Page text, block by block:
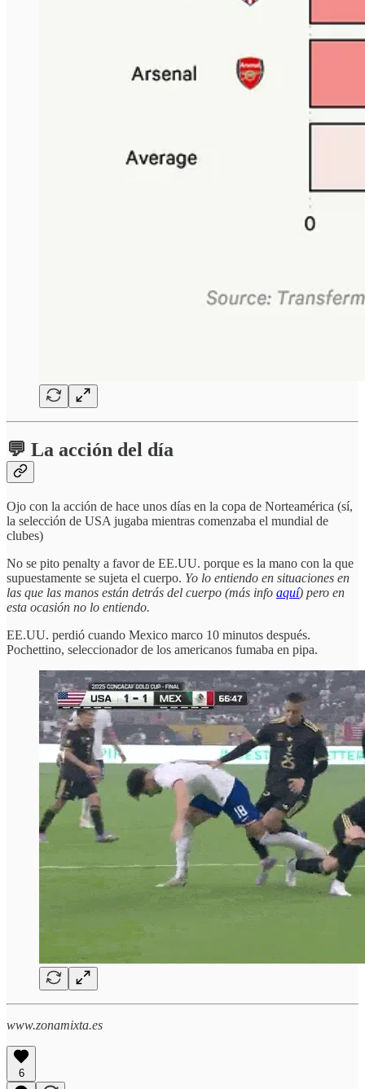
💬 La acción del día
Ojo con la acción de hace unos días en la copa de Norteamérica (sí,
la selección de USA jugaba mientras comenzaba el mundial de
clubes)
No se pito penalty a favor de EE.UU. porque es la mano con la que
supuestamente se sujeta el cuerpo. Yo lo entiendo en situaciones en
las que las manos están detrás del cuerpo (más info aquí) pero en
esta ocasión no lo entiendo.
EE.UU. perdió cuando Mexico marco 10 minutos después.
Pochettino, seleccionador de los americanos fumaba en pipa.
www.zonamixta.es
6